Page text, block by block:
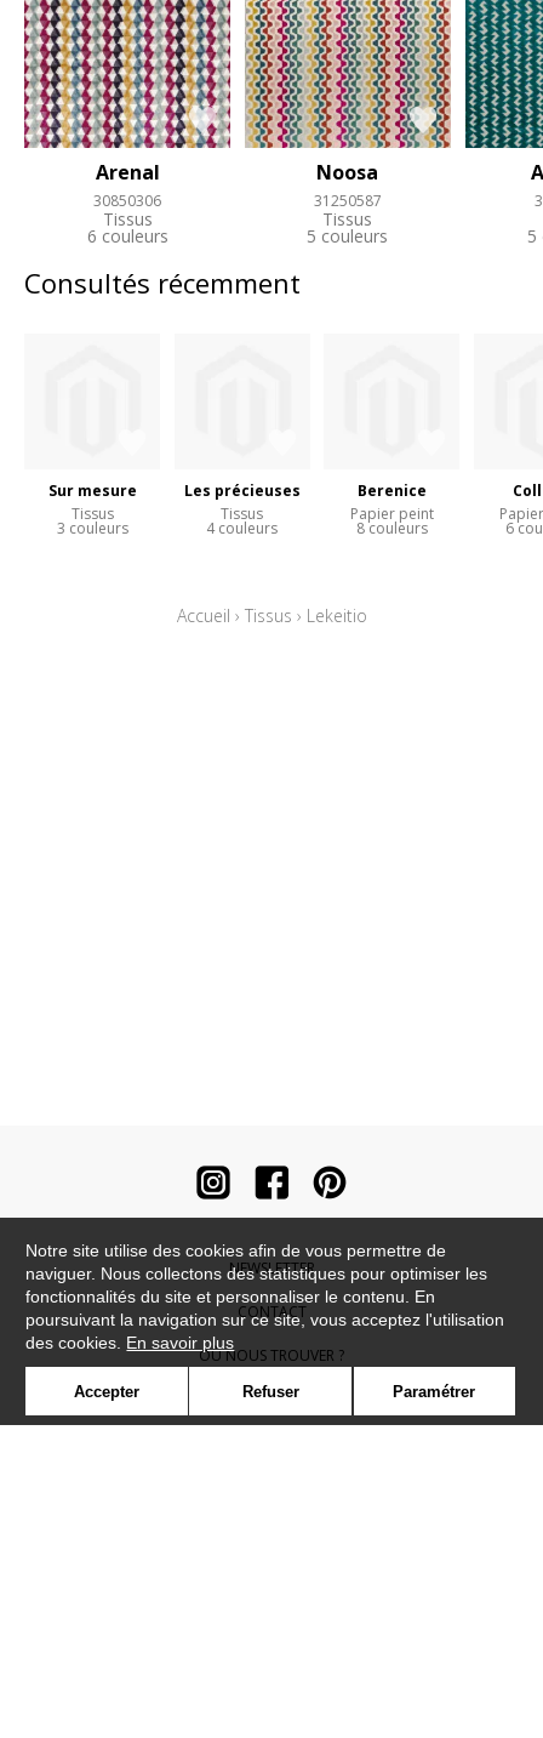
Arenal
30850306
Tissus
6 couleurs
Noosa
31250587
Tissus
5 couleurs 5
Consultés récemment
Sur mesure
Tissus
3 couleurs
Les précieuses
Tissus
4 couleurs
Berenice
Papier peint
8 couleurs 6
Accueil › Tissus › Lekeitio
NEWSLETTER
CONTACT
OÙ NOUS TROUVER ?
CONTRACT
Notre site utilise des cookies afin de vous permettre de
naviguer. Nous collectons des statistiques pour optimiser les
fonctionnalités du site et personnaliser le contenu. En
poursuivant la navigation sur ce site, vous acceptez l'utilisation
des cookies. En savoir plus
Accepter Refuser Paramétrer